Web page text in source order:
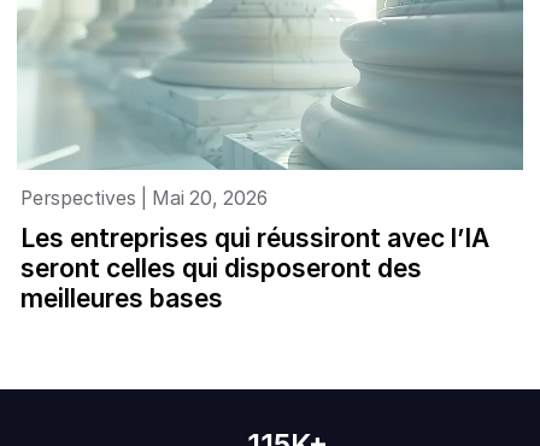
Perspectives | Mai 20, 2026
Les entreprises qui réussiront avec l’IA
seront celles qui disposeront des
meilleures bases